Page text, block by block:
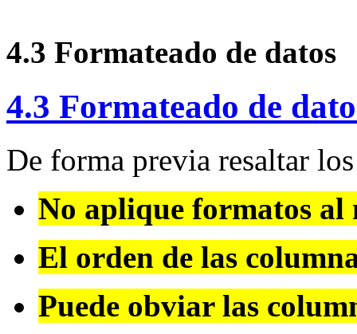
4.3 Formateado de datos
4.3 Formateado de
De forma previa resaltar
No aplique formatos al
El orden de las
Puede obviar las